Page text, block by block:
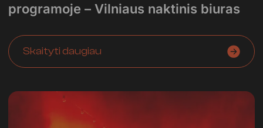
programoje – Vilniaus naktinis biuras
Skaityti daugiau